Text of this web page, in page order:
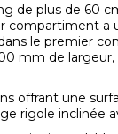
de plus de 60
a
le premier
mm de largeur,
offrant une
rigole inclinée